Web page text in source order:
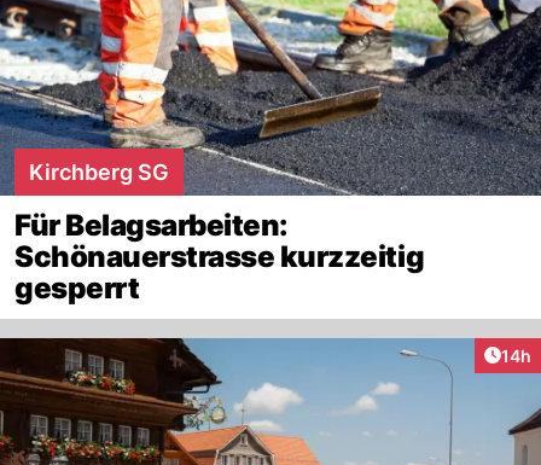
Kirchberg SG
Für Belagsarbeiten:
Schönauerstrasse kurzzeitig
gesperrt
14h